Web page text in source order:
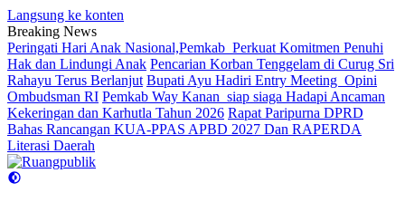
Langsung ke konten
Breaking News
Peringati Hari Anak Nasional,Pemkab Perkuat Komitmen Penuhi
Hak dan Lindungi Anak Pencarian Korban Tenggelam di Curug Sri
Rahayu Terus Berlanjut Bupati Ayu Hadiri Entry Meeting Opini
Ombudsman RI Pemkab Way Kanan siap siaga Hadapi Ancaman
Kekeringan dan Karhutla Tahun 2026 Rapat Paripurna DPRD
Bahas Rancangan KUA-PPAS APBD 2027 Dan RAPERDA
Literasi Daerah